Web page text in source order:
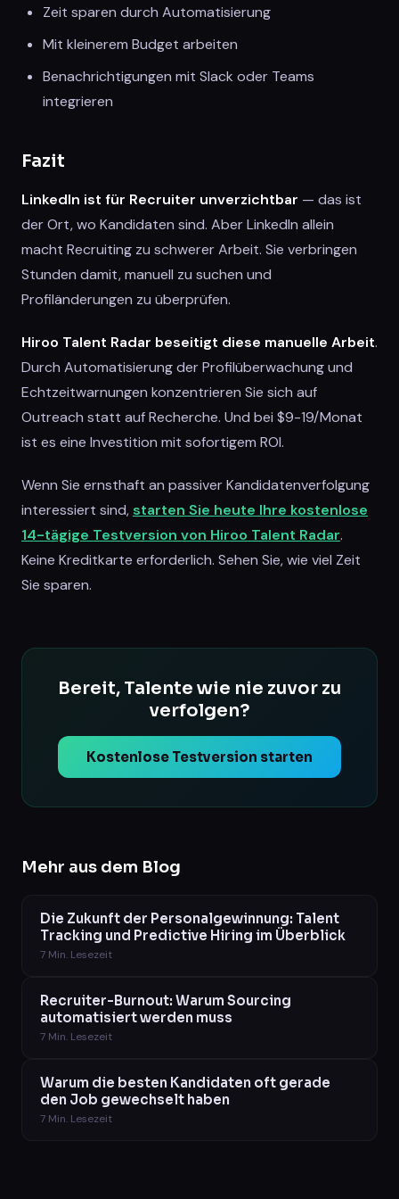
Zeit sparen durch Automatisierung
Mit kleinerem Budget arbeiten
Benachrichtigungen mit Slack oder Teams
integrieren
Fazit
LinkedIn ist für Recruiter unverzichtbar — das ist
der Ort, wo Kandidaten sind. Aber LinkedIn allein
macht Recruiting zu schwerer Arbeit. Sie verbringen
Stunden damit, manuell zu suchen und
Profiländerungen zu überprüfen.
Hiroo Talent Radar beseitigt diese manuelle Arbeit.
Durch Automatisierung der Profilüberwachung und
Echtzeitwarnungen konzentrieren Sie sich auf
Outreach statt auf Recherche. Und bei $9-19/Monat
ist es eine Investition mit sofortigem ROI.
Wenn Sie ernsthaft an passiver Kandidatenverfolgung
interessiert sind, starten Sie heute Ihre kostenlose
14-tägige Testversion von Hiroo Talent Radar.
Keine Kreditkarte erforderlich. Sehen Sie, wie viel Zeit
Sie sparen.
Bereit, Talente wie nie zuvor zu
verfolgen?
Kostenlose Testversion starten
Mehr aus dem Blog
Die Zukunft der Personalgewinnung: Talent
Tracking und Predictive Hiring im Überblick
7 Min. Lesezeit
Recruiter-Burnout: Warum Sourcing
automatisiert werden muss
7 Min. Lesezeit
Warum die besten Kandidaten oft gerade
den Job gewechselt haben
7 Min. Lesezeit